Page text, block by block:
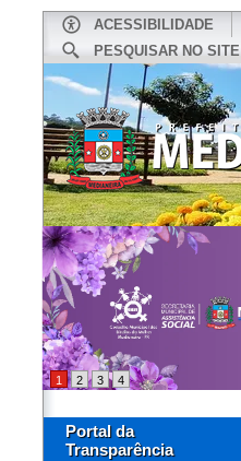
ACESSIBILIDADE
PESQUISAR NO SITE
1 2 3 4
Portal da
Transparência